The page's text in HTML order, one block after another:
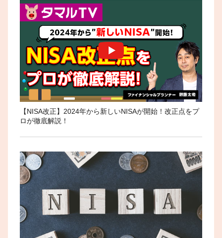
【NISA改正】2024年から新しいNISAが開始！改正点をプ
ロが徹底解説！